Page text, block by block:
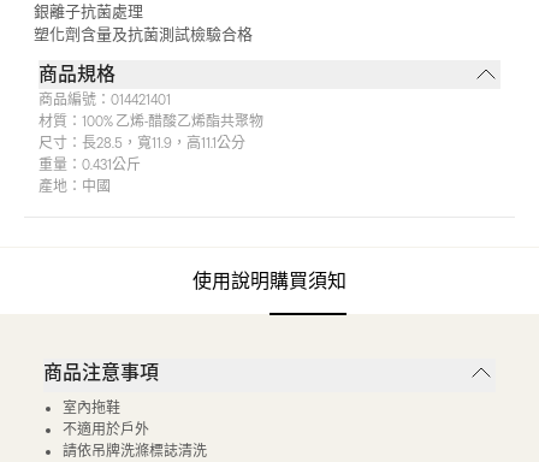
銀離子抗菌處理
塑化劑含量及抗菌測試檢驗合格
商品規格
商品編號： 014421401
材質： 100% 乙烯-醋酸乙烯酯共聚物
尺寸： 長28.5，寬11.9，高11.1公分
重量： 0.431公斤
產地： 中國
使用說明購買須知
商品注意事項
室內拖鞋
不適用於戶外
請依吊牌洗滌標誌清洗